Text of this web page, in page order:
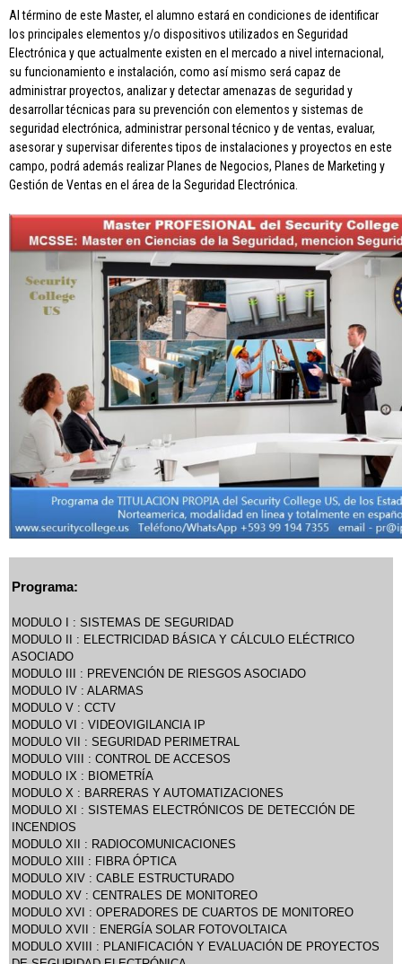
Al término de este Master, el alumno estará en condiciones de identificar
los principales elementos y/o dispositivos utilizados en Seguridad
Electrónica y que actualmente existen en el mercado a nivel internacional,
su funcionamiento e instalación, como así mismo será capaz de
administrar proyectos, analizar y detectar amenazas de seguridad y
desarrollar técnicas para su prevención con elementos y sistemas de
seguridad electrónica, administrar personal técnico y de ventas, evaluar,
asesorar y supervisar diferentes tipos de instalaciones y proyectos en este
campo, podrá además realizar Planes de Negocios, Planes de Marketing y
Gestión de Ventas en el área de la Seguridad Electrónica.
Programa:
MODULO I : SISTEMAS DE SEGURIDAD
MODULO II : ELECTRICIDAD BÁSICA Y CÁLCULO ELÉCTRICO
ASOCIADO
MODULO III : PREVENCIÓN DE RIESGOS ASOCIADO
MODULO IV : ALARMAS
MODULO V : CCTV
MODULO VI : VIDEOVIGILANCIA IP
MODULO VII : SEGURIDAD PERIMETRAL
MODULO VIII : CONTROL DE ACCESOS
MODULO IX : BIOMETRÍA
MODULO X : BARRERAS Y AUTOMATIZACIONES
MODULO XI : SISTEMAS ELECTRÓNICOS DE DETECCIÓN DE
INCENDIOS
MODULO XII : RADIOCOMUNICACIONES
MODULO XIII : FIBRA ÓPTICA
MODULO XIV : CABLE ESTRUCTURADO
MODULO XV : CENTRALES DE MONITOREO
MODULO XVI : OPERADORES DE CUARTOS DE MONITOREO
MODULO XVII : ENERGÍA SOLAR FOTOVOLTAICA
MODULO XVIII : PLANIFICACIÓN Y EVALUACIÓN DE PROYECTOS